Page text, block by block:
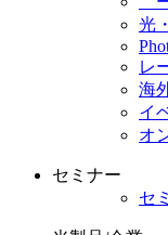
光
レ
海
イ
オ
セミナー
セ